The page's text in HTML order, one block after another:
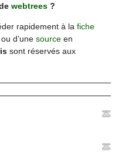
webtrees ?
rapidement à la fiche
d’une sourceen
sont réservés aux